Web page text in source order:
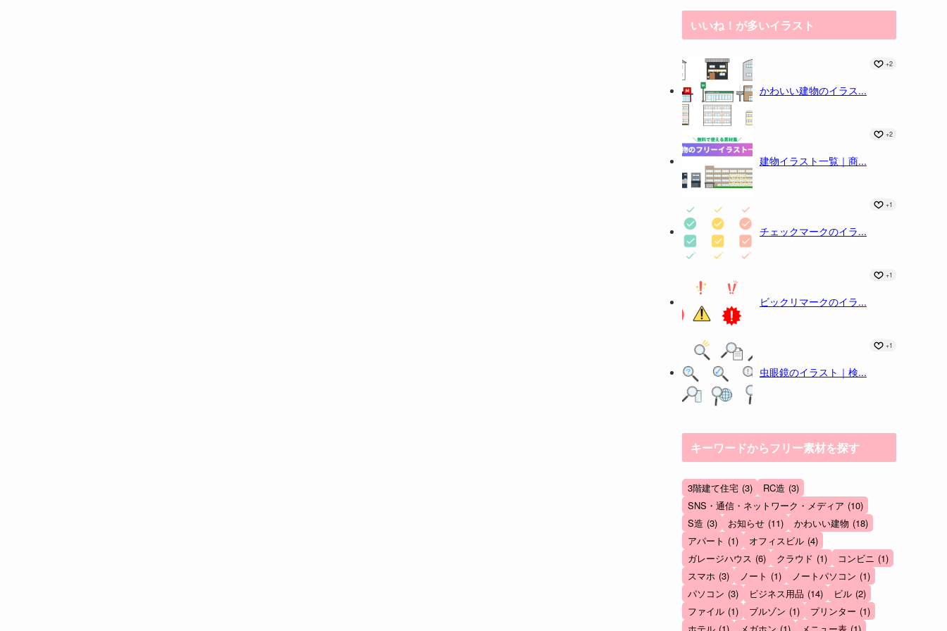
いいね！が多いイラスト
かわいい建物のイラス...
+2
建物イラスト一覧｜商...
+2
チェックマークのイラ...
+1
ビックリマークのイラ...
+1
虫眼鏡のイラスト｜検...
+1
キーワードからフリー素材を探す
3階建て住宅 (3) RC造 (3)
SNS・通信・ネットワーク・メディア (10)
S造 (3) お知らせ (11) かわいい建物 (18)
アパート (1) オフィスビル (4)
ガレージハウス (6) クラウド (1) コンビニ (1)
スマホ (3) ノート (1) ノートパソコン (1)
パソコン (3) ビジネス用品 (14) ビル (2)
ファイル (1) ブルゾン (1) プリンター (1)